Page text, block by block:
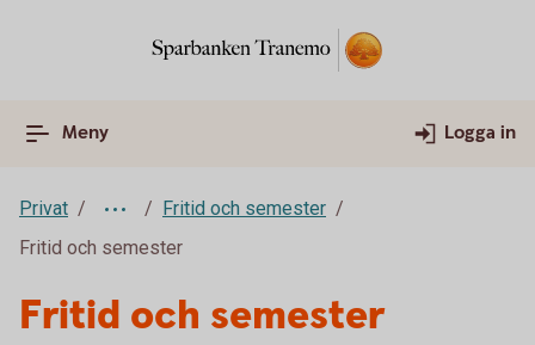
Meny Logga in
Privat
Fritid och semester
Fritid och semester
Fritid och semester